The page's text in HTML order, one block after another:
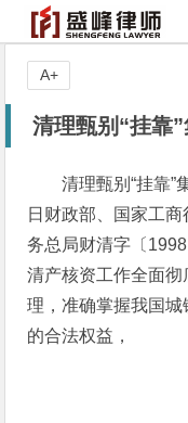
清理甄别“挂靠
清理甄别“挂靠”
日财政部、国家工
务总局财清字〔
清产核资工作全面
理，准确掌握我国
的合法权益，
A+